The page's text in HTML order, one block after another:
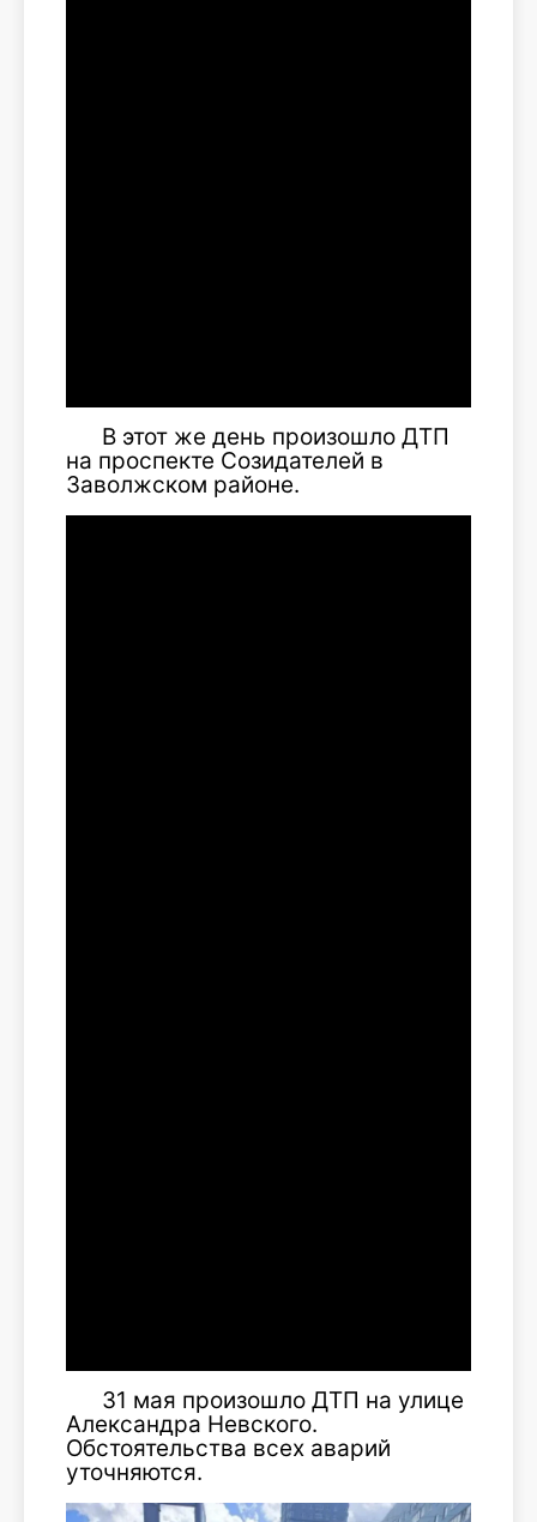
В этот же день произошло ДТП
на проспекте Созидателей в
Заволжском районе.
31 мая произошло ДТП на улице
Александра Невского.
Обстоятельства всех аварий
уточняются.